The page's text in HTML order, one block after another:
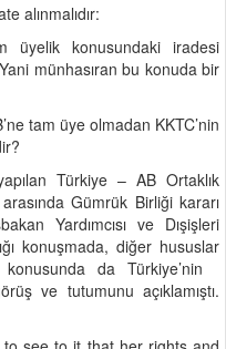
alınmalıdır:
üyelik konusundaki iradesi
münhasıran bu konuda bir
tam üye olmadan KKTC’nin
Türkiye – AB Ortaklık
Gümrük Birliği kararı
Yardımcısı ve Dışişleri
konuşmada, diğer hususlar
konusunda da Türkiye’nin
ve tutumunu açıklamıştı.